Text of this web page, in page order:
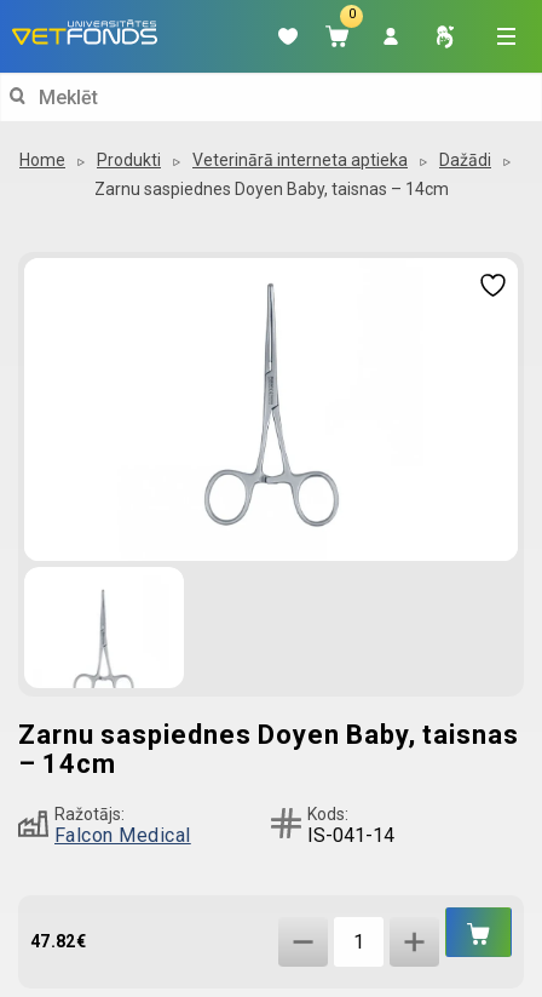
0
Search
Home Produkti Veterinārā interneta aptieka
Dažādi
Zarnu saspiednes Doyen Baby, taisnas – 14cm
Zarnu saspiednes Doyen Baby, taisnas
– 14cm
Ražotājs:
Falcon Medical
Kods:
IS-041-14
47.82€